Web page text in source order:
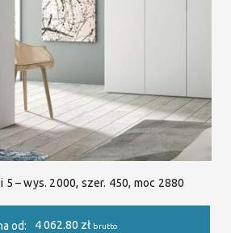
5 – wys. 2000, szer. 450, moc 2880
od: 4 062.80 zł brutto